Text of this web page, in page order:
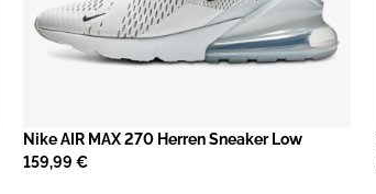
Nike AIR MAX 270 Herren Sneaker Low
159,99 €